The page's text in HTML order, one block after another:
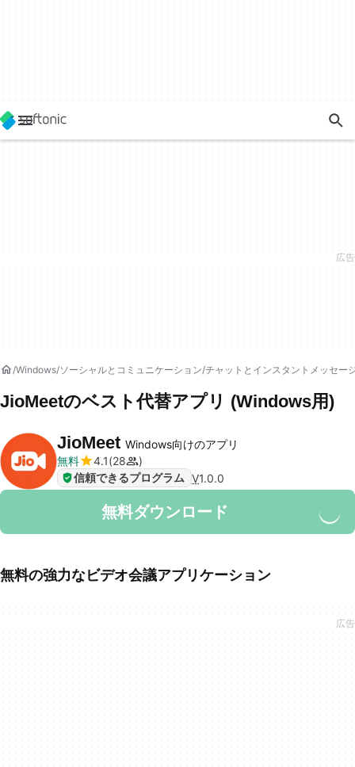
Windows ソーシャルとコミュニケーション チャットとインスタントメッセー
JioMeetのベスト代替アプリ (Windows用)
JioMeet Windows向けのアプリ
無料
4.1 28
信頼できるプログラム V1.0.0
無料ダウンロード
無料の強力なビデオ会議アプリケーション